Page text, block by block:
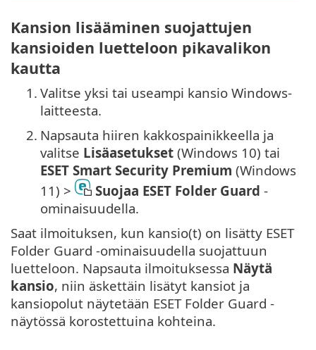
Kansion lisääminen suojattujen
kansioiden luetteloon pikavalikon
kautta
1. Valitse yksi tai useampi kansio Windows-
laitteesta.
2. Napsauta hiiren kakkospainikkeella ja
valitse Lisäasetukset (Windows 10) tai
ESET Smart Security Premium (Windows
11) >
Suojaa ESET Folder Guard -
ominaisuudella.
Saat ilmoituksen, kun kansio(t) on lisätty ESET
Folder Guard -ominaisuudella suojattuun
luetteloon. Napsauta ilmoituksessa Näytä
kansio, niin äskettäin lisätyt kansiot ja
kansiopolut näytetään ESET Folder Guard -
näytössä korostettuina kohteina.